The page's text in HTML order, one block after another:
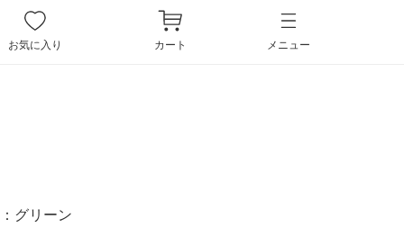
お気に入り カート メニュー
グリーン